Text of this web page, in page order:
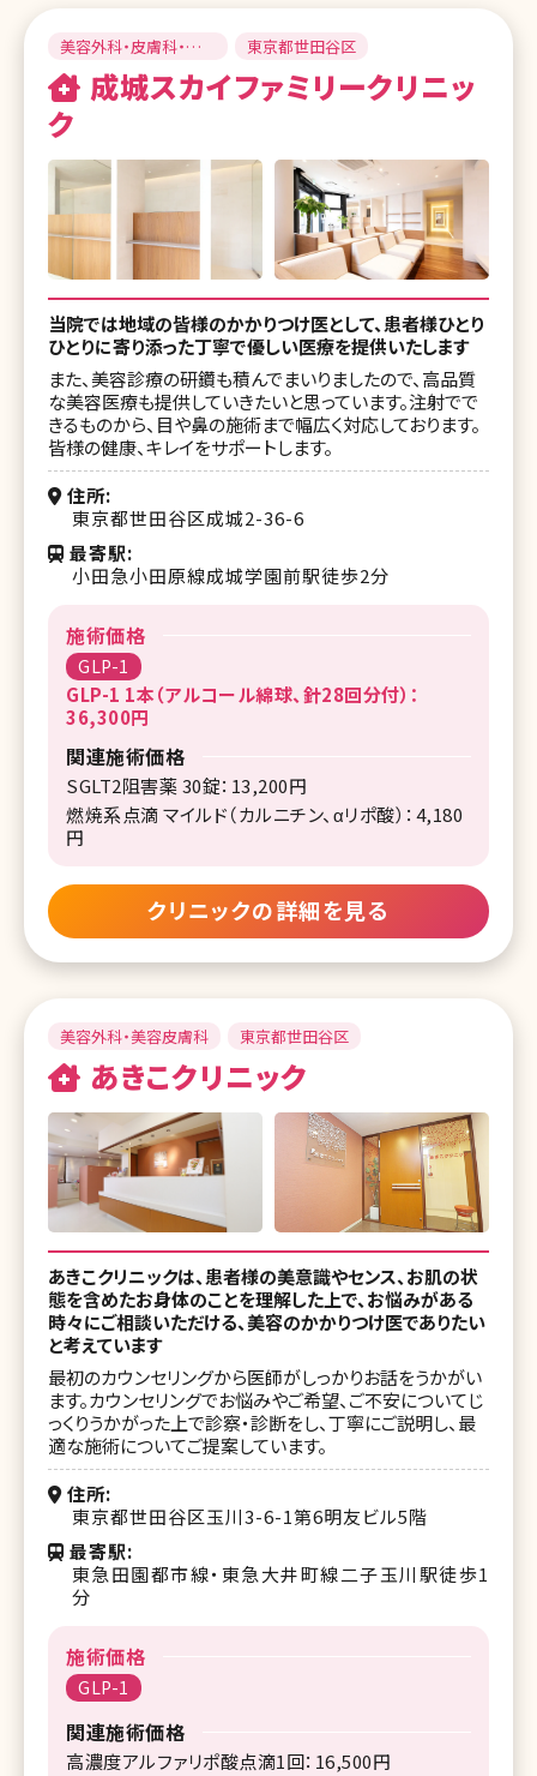
美容外科・皮膚科・美
容皮膚科
東京都世田谷区
成城スカイファミリークリニッ
ク
当院では地域の皆様のかかりつけ医として、患者様ひとり
ひとりに寄り添った丁寧で優しい医療を提供いたします
また、美容診療の研鑽も積んでまいりましたので、高品質
な美容医療も提供していきたいと思っています。注射でで
きるものから、目や鼻の施術まで幅広く対応しております。
皆様の健康、キレイをサポートします。
住所
東京都世田谷区成城2-36-6
最寄駅
小田急小田原線成城学園前駅徒歩2分
施術価格
GLP-1
GLP-1 1本（アルコール綿球、針28回分付）：
36,300円
関連施術価格
SGLT2阻害薬 30錠：13,200円
燃焼系点滴 マイルド（カルニチン、αリポ酸）：4,180
円
クリニックの詳細を見る
美容外科・美容皮膚科 東京都世田谷区
あきこクリニック
あきこクリニックは、患者様の美意識やセンス、お肌の状
態を含めたお身体のことを理解した上で、お悩みがある
時々にご相談いただける、美容のかかりつけ医でありたい
と考えています
最初のカウンセリングから医師がしっかりお話をうかがい
ます。カウンセリングでお悩みやご希望、ご不安についてじ
っくりうかがった上で診察・診断をし、丁寧にご説明し、最
適な施術についてご提案しています。
住所
東京都世田谷区玉川3-6-1第6明友ビル5階
最寄駅
東急田園都市線・東急大井町線二子玉川駅徒歩1
分
施術価格
GLP-1
関連施術価格
高濃度アルファリポ酸点滴1回：16,500円